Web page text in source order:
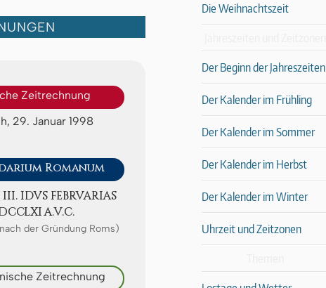
Zeitrechnung
29. Januar 1998
Romanum
IDVS FE­BRV­A­RI­AS
A.V.C.
der Gründung Roms)
Zeitrechnung
Die Weihnachtszeit
Der Beginn der Jahreszeiten
Der Kalender im Frühling
Der Kalender im Sommer
Der Kalender im Herbst
Der Kalender im Winter
Uhrzeit und Zeitzonen